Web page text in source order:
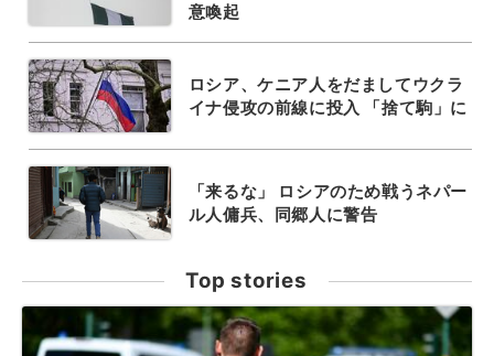
意喚起
ロシア、ケニア人をだましてウクラ
イナ侵攻の前線に投入 「捨て駒」に
「来るな」 ロシアのため戦うネパー
ル人傭兵、同郷人に警告
Top stories